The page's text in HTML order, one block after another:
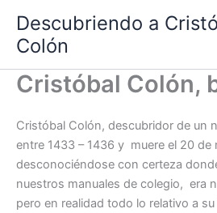
contenido
Descubriendo a
Colón
Cristóbal Colón,
Cristóbal Colón, descubridor de un
entre 1433 – 1436 y muere el 20 de
desconociéndose con certeza
nuestros manuales de colegio, era
pero en realidad todo lo relativo a